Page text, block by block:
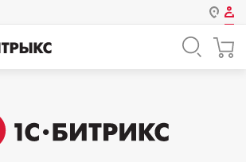
Авторизация
Логин